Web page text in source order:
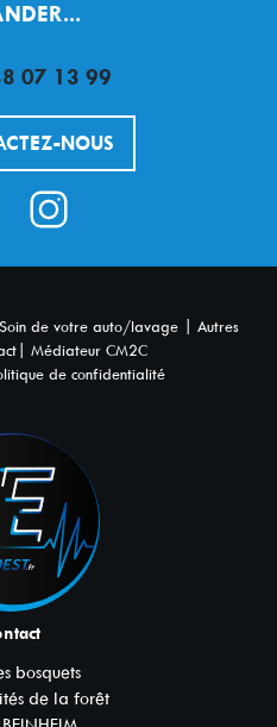
07 13 99
NOUS
Soin de votre auto/lavage | Autres
| Médiateur CM2C
de confidentialité
bosquets
de la forêt